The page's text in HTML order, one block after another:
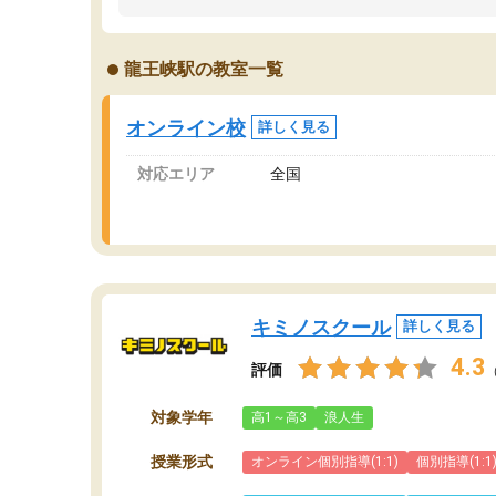
オンラインツールを使用した単語帳の共有があ
り宿題もそちらで出される形でした。
2ヶ月で担当講師の方がお辞めになると言う事で
講師変更の申し出があり、あまりに短期での変
更だった為、塾に通う事にして退会しました。
遅れも取り戻せ、授業内容や講師の方は良かっ
ま
龍王峡駅の教室一覧
オンライン校 詳しく見る
対応エリア 全国
キミノスクール 詳しく見る
評価 4.3
対象学年 高1～高3 浪人生
授業形式 オンライン個別指導(1:1) 個別指導(1:1)